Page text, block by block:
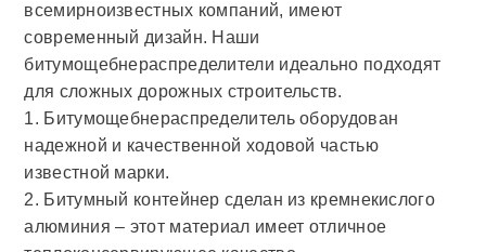
всемирноизвестных компаний, имеют
современный дизайн. Наши
битумощебнераспределители идеально подходят
для сложных дорожных строительств.
1. Битумощебнераспределитель оборудован
надежной и качественной ходовой частью
известной марки.
2. Битумный контейнер сделан из кремнекислого
алюминия – этот материал имеет отличное